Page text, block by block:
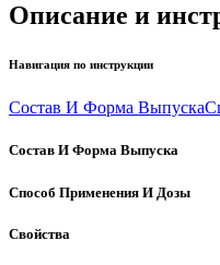
Описание и
Навигация по инструкции
Состав И Форма Выпуска
Состав И Форма Выпуска
Способ Применения И Дозы
Свойства